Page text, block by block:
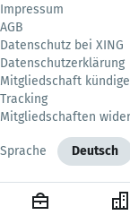
Impressum
AGB
Datenschutz bei XING
Datenschutzerklärung
Mitgliedschaft
Tracking
Mitgliedschaften
Sprache Deutsch